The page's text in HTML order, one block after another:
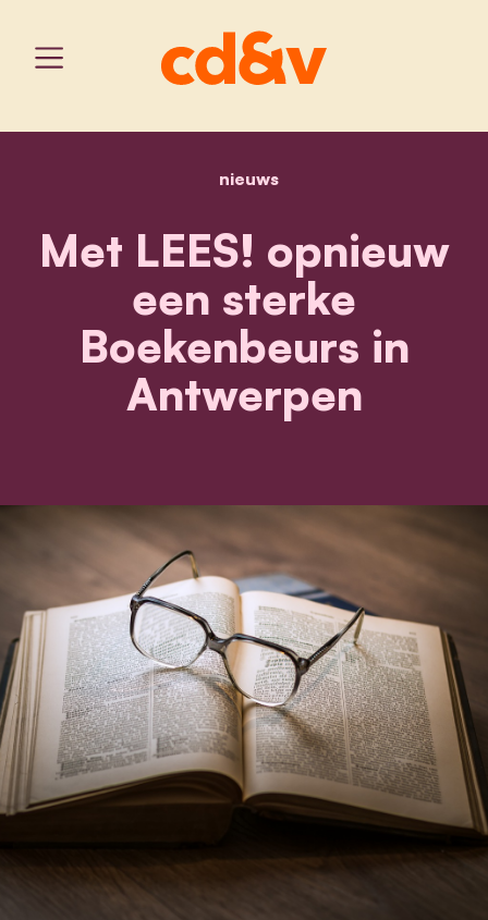
home
nieuwsmet lees! opnieuw een
Met LEES! opnieuw
een sterke
Boekenbeurs in
Antwerpen